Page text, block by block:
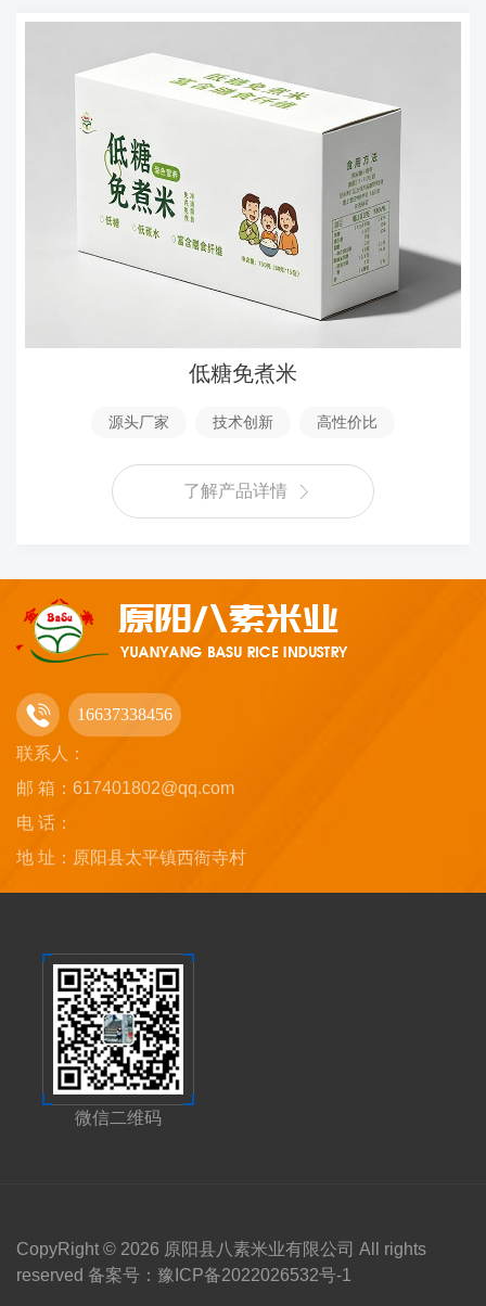
低糖免煮米
源头厂家 技术创新 高性价比
了解产品详情
16637338456
联系人：
邮 箱：617401802@qq.com
电 话：
地 址：原阳县太平镇西衙寺村
微信二维码
CopyRight © 2026 原阳县八素米业有限公司 All rights
reserved 备案号： 豫ICP备2022026532号-1